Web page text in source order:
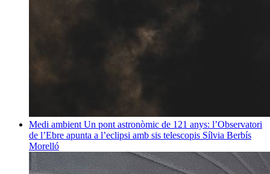
Medi ambient Un pont astronòmic de 121 anys: l’Observatori
de l’Ebre apunta a l’eclipsi amb sis telescopis Sílvia Berbís
Morelló